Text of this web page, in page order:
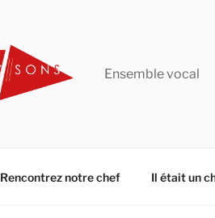
Ensemble vocal
Rencontrez notre chef Il était un